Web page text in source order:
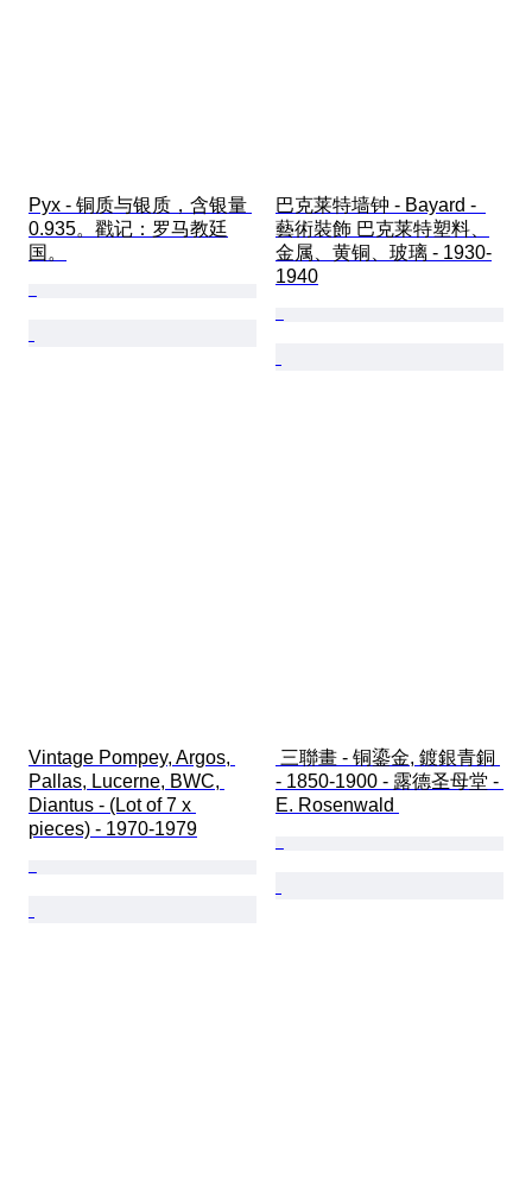
Pyx - 铜质与银质，含银量
0.935。戳记：罗马教廷
国。
巴克莱特墙钟 - Bayard -
藝術裝飾 巴克莱特塑料、
金属、黄铜、玻璃 - 1930-
1940
Vintage Pompey, Argos,
Pallas, Lucerne, BWC,
Diantus - (Lot of 7 x
pieces) - 1970-1979
- 1850-1900 - 露德圣母堂 -
E. Rosenwald